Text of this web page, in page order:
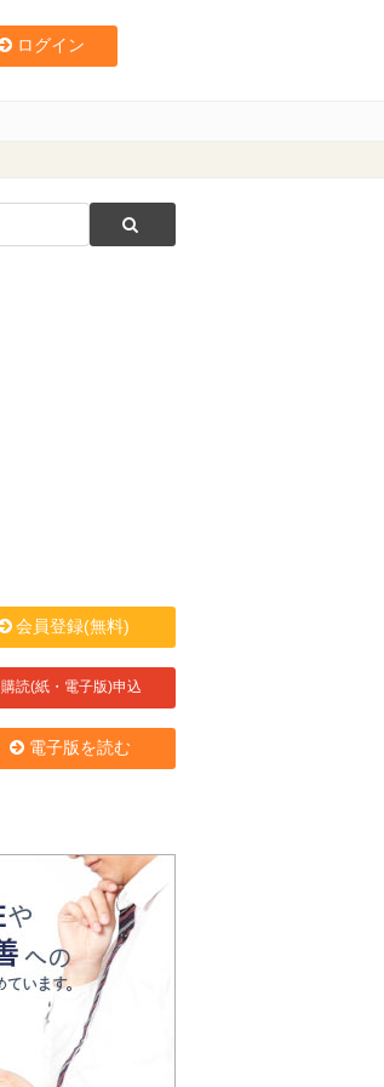
ログイン
会員登録(無料)
購読(紙・電子版)申込
電子版を読む